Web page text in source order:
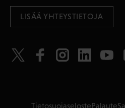
LISÄÄ YHTEYSTIETOJA
Tietosuojaseloste Palaute